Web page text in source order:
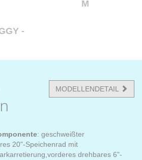
M
-
MODELLENDETAIL
: geschweißter
20"-Speichenrad mit
drehbares 6"-